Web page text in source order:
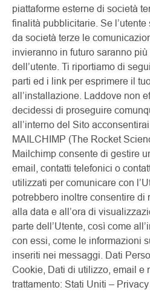
piattaforme esterne di società
finalità pubblicitarie. Se
da società terze le
invieranno in futuro saranno
dell’utente. Ti riportiamo di
parti ed i link per esprimere il
all’installazione. Laddove non
decidessi di proseguire
all’interno del Sito
MAILCHIMP (The Rocket
Mailchimp consente di gestire
email, contatti telefonici o
utilizzati per comunicare con
potrebbero inoltre consentire di
alla data e all’ora di
parte dell’Utente, così come
con essi, come le informazioni
inseriti nei messaggi. Dati
Cookie, Dati di utilizzo, email e
trattamento: Stati Uniti –